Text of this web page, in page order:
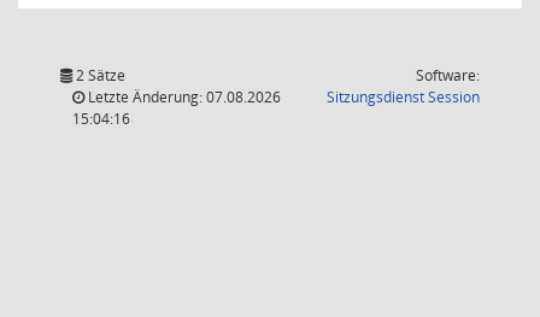
2 Sätze
Letzte Änderung: 07.08.2026
15:04:16
Software:
SitzungsdienstSession(Wird in